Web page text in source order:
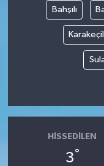
Bahşılı
HISSEDILEN
3°